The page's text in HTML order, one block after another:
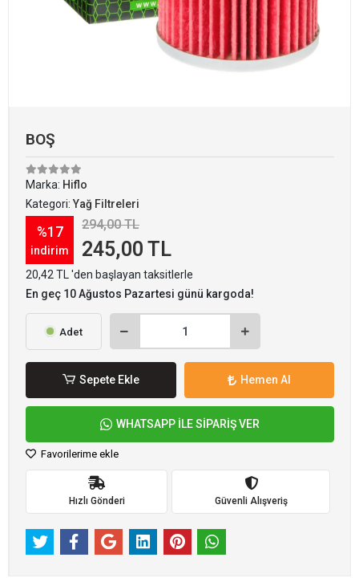
BOŞ
Marka: Hiflo
Kategori:Yağ Filtreleri
%17
indirim
294,00 TL
245,00 TL
20,42 TL 'den başlayan taksitlerle
En geç 10 Ağustos Pazartesi günü kargoda!
Adet
Sepete Ekle Hemen Al
WHATSAPP İLE SİPARİŞ VER
Favorilerime ekle
Hızlı Gönderi Güvenli Alışveriş